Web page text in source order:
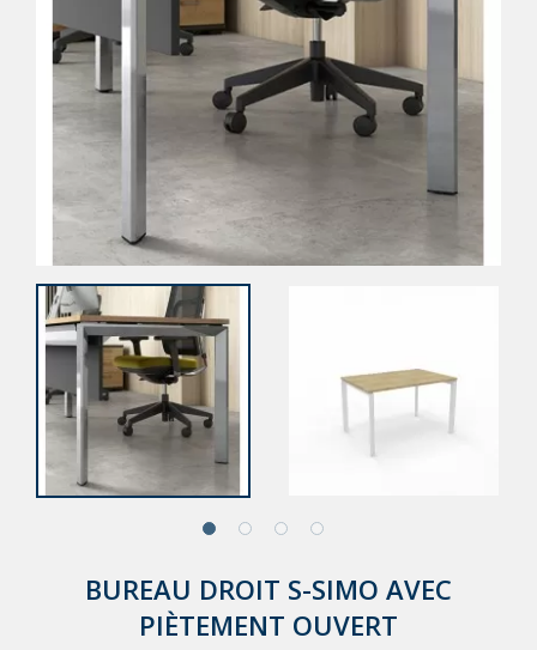
BUREAU DROIT S-SIMO AVEC
PIÈTEMENT OUVERT